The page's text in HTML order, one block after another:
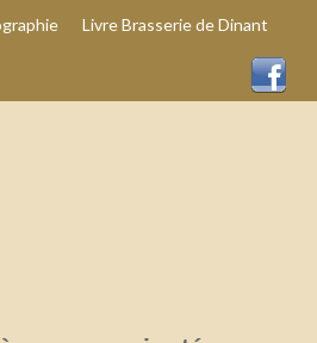
Livre Brasserie de Dinant